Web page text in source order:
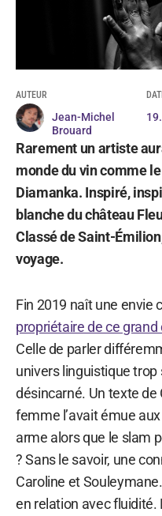
AUTEUR
Jean-Michel
Brouard
Rarement un artiste
monde du vin comme
Diamanka. Inspiré,
blanche du château
Classé de Saint-
voyage.
Fin 2019 naît une envie
propriétaire de ce
Celle de parler
univers linguistique trop
désincarné. Un texte de
femme l’avait émue
arme alors que le slam
? Sans le savoir, une
Caroline et
en relation avec fluidité.